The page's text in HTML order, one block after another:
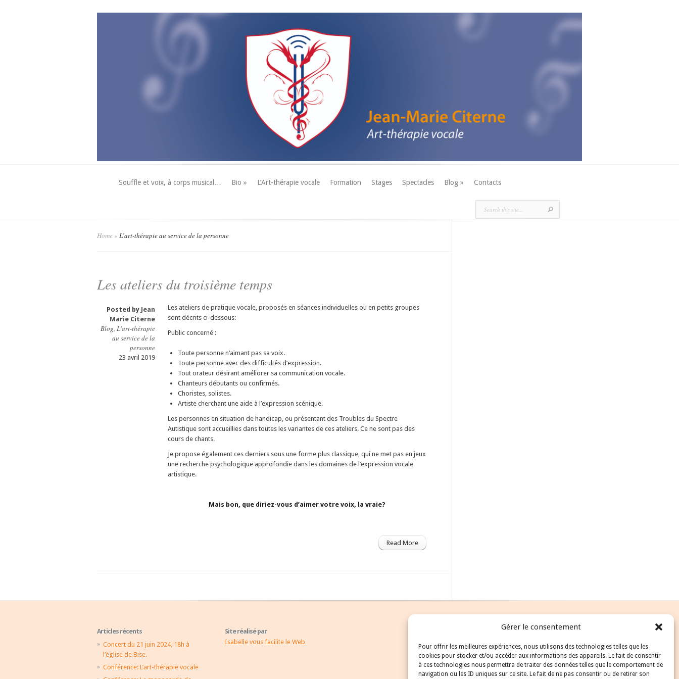
Gérer le consentement
Pour offrir les meilleures expériences, nous utilisons des technologies telles que les
cookies pour stocker et/ou accéder aux informations des appareils. Le fait de consentir
à ces technologies nous permettra de traiter des données telles que le comportement de
navigation ou les ID uniques sur ce site. Le fait de ne pas consentir ou de retirer son
Souffle et voix, à corps musical… Bio » L’Art-thérapie vocale Formation Stages Spectacles Blog » Contacts
Home » L’art-thérapie au service de la personne
Les ateliers du troisième temps
Posted by Jean
Marie Citerne
Blog, L'art-thérapie
au service de la
personne
23 avril 2019
Les ateliers de pratique vocale, proposés en séances individuelles ou en petits groupes
sont décrits ci-dessous:
Public concerné :
Toute personne n’aimant pas sa voix.
Toute personne avec des difficultés d’expression.
Tout orateur désirant améliorer sa communication vocale.
Chanteurs débutants ou confirmés.
Choristes, solistes.
Artiste cherchant une aide à l’expression scénique.
Les personnes en situation de handicap, ou présentant des Troubles du Spectre
Autistique sont accueillies dans toutes les variantes de ces ateliers. Ce ne sont pas des
cours de chants.
Je propose également ces derniers sous une forme plus classique, qui ne met pas en jeux
une recherche psychologique approfondie dans les domaines de l’expression vocale
artistique.
Mais bon, que diriez-vous d’aimer votre voix, la vraie?
Read More
Articles récents
Concert du 21 juin 2024, 18h à
l’église de Bise.
Conférence: L’art-thérapie vocale
Site réalisé par
Isabelle vous facilite le Web